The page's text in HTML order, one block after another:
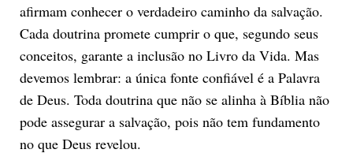
afirmam conhecer o verdadeiro caminho da salvação.
Cada doutrina promete cumprir o que, segundo seus
conceitos, garante a inclusão no Livro da Vida. Mas
devemos lembrar: a única fonte confiável é a Palavra
de Deus. Toda doutrina que não se alinha à Bíblia não
pode assegurar a salvação, pois não tem fundamento
no que Deus revelou.